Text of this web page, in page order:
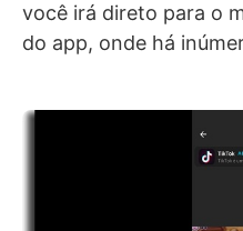
você irá direto para o
do app, onde há